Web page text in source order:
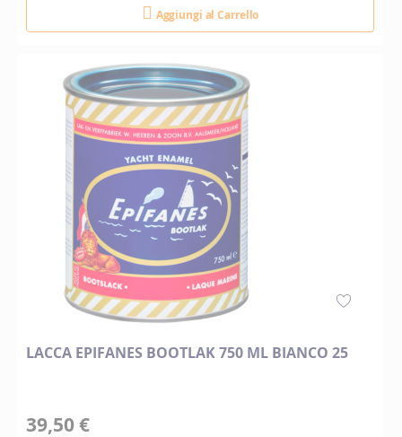
Aggiungi al Carrello
LACCA EPIFANES BOOTLAK 750 ML BIANCO 25
39,50 €